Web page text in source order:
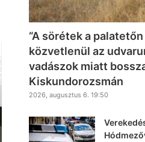
“A sörétek a
közvetlenül az
vadászok miatt
Kiskundorozsmán
2026, augusztus 6. 19:50